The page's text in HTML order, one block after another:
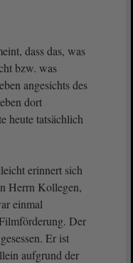
dass das, was
bzw. was
angesichts des
dort
heute tatsächlich
erinnert sich
Herrn Kollegen,
einmal
Der
Er ist
aufgrund der